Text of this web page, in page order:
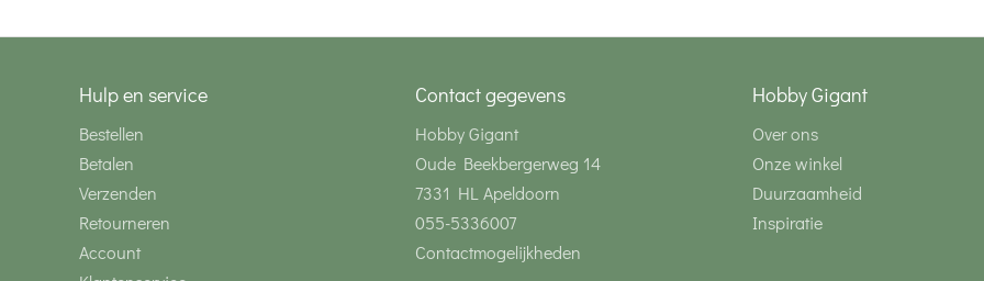
Hulp en service
Bestellen
Betalen
Verzenden
Retourneren
Account
Contact gegevens
Hobby Gigant
Oude Beekbergerweg 14
7331 HL Apeldoorn
055-5336007
Contactmogelijkheden
Hobby Gigant
Over ons
Onze winkel
Duurzaamheid
Inspiratie